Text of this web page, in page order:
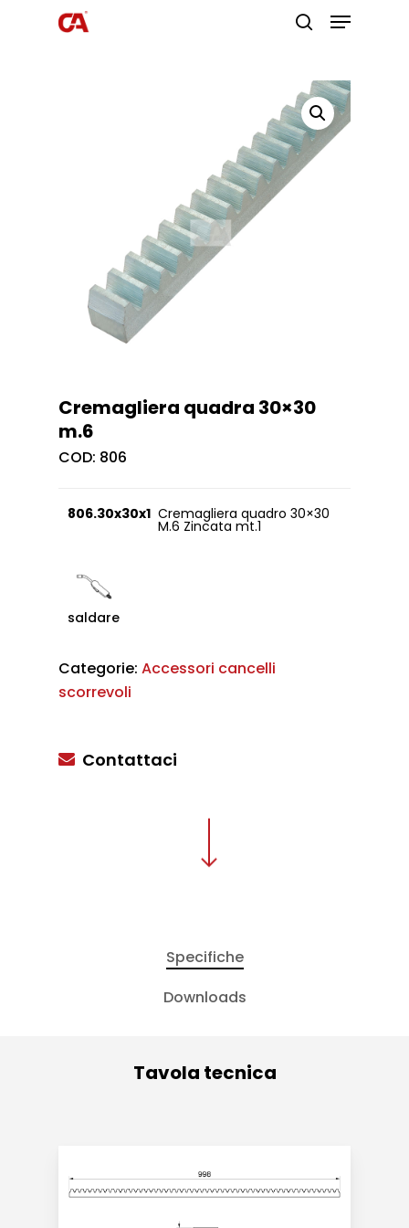
Premi invio per cercare o ESC per
Cremagliera quadra 30×30
m.6
COD: 806
806.30x30x1 Cremagliera quadro 30×30
M.6 Zincata mt.1
saldare
Categorie: Accessori cancelli
scorrevoli
Contattaci
Specifiche
Downloads
Tavola tecnica